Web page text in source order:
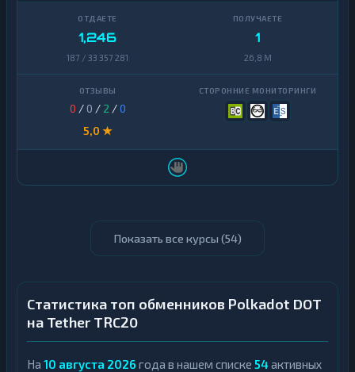
1,246
187 / 33 357 281
1
26,8 M
0 / 0 / 2 /0
5,0 ★
Показать все курсы (54)
Статистика топ обменников Polkadot DOT
на Tether TRC20
На 10 августа 2026 года в нашем списке 54активных